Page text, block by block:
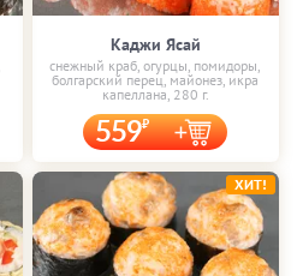
Каджи Ясай
снежный краб, огурцы, помидоры,
болгарский перец, майонез, икра
капеллана, 280 г.
559
ХИТ!